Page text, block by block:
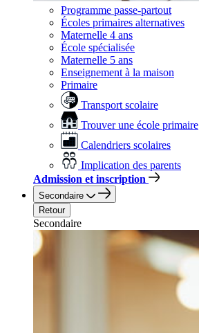
Programme passe-partout
Écoles primaires alternatives
Maternelle 4 ans
École spécialisée
Maternelle 5 ans
Enseignement à la maison
Primaire
Transport scolaire
Trouver une école primaire
Calendriers scolaires
Implication des parents
Admission et inscription
Secondaire
Retour
Secondaire